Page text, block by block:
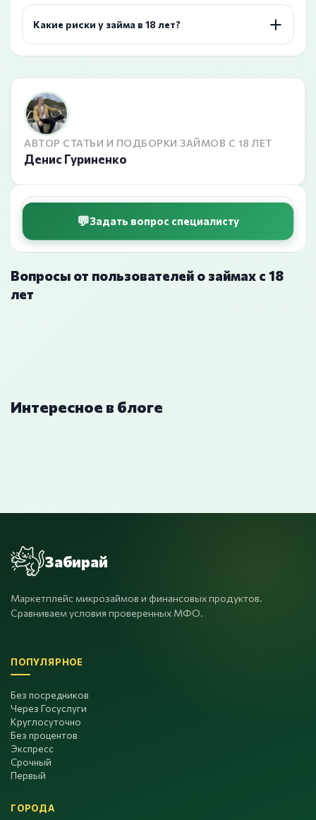
Какие риски у займа в 18 лет?
АВТОР СТАТЬИ И ПОДБОРКИ ЗАЙМОВ С 18 ЛЕТ
Денис Гуриненко
Задать вопрос специалисту
Вопросы от пользователей о займах с 18
лет
Интересное в блоге
Забирай
Маркетплейс микрозаймов и финансовых продуктов.
Сравниваем условия проверенных МФО.
ПОПУЛЯРНОЕ
Без посредников
Через Госуслуги
Круглосуточно
Без процентов
Экспресс
Срочный
Первый
ГОРОДА